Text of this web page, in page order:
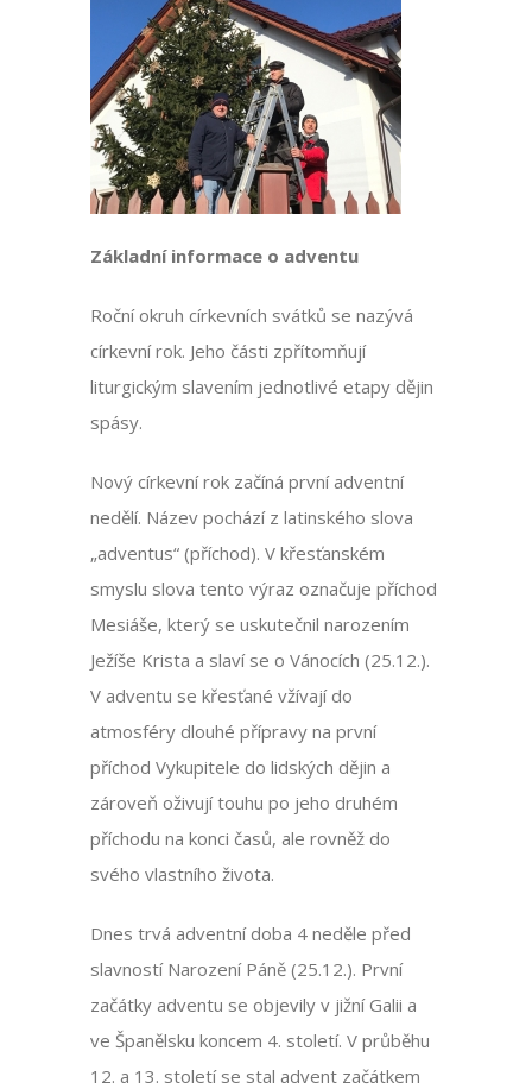
Základní informace o adventu
Roční okruh církevních svátků se nazývá
církevní rok. Jeho části zpřítomňují
liturgickým slavením jednotlivé etapy dějin
spásy.
Nový církevní rok začíná první adventní
nedělí. Název pochází z latinského slova
„adventus“ (příchod). V křesťanském
smyslu slova tento výraz označuje příchod
Mesiáše, který se uskutečnil narozením
Ježíše Krista a slaví se o Vánocích (25.12.).
V adventu se křesťané vžívají do
atmosféry dlouhé přípravy na první
příchod Vykupitele do lidských dějin a
zároveň oživují touhu po jeho druhém
příchodu na konci časů, ale rovněž do
svého vlastního života.
Dnes trvá adventní doba 4 neděle před
slavností Narození Páně (25.12.). První
začátky adventu se objevily v jižní Galii a
ve Španělsku koncem 4. století. V průběhu
12. a 13. století se stal advent začátkem